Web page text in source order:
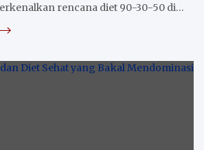
rencana diet 90-30-50 di…